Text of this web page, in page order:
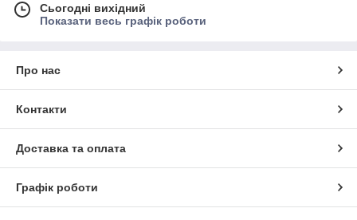
Сьогодні вихідний
Показати весь графік роботи
Про нас
Контакти
Доставка та оплата
Графік роботи